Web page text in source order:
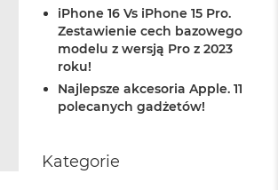
iPhone 16 Vs iPhone 15 Pro.
Zestawienie cech bazowego
modelu z wersją Pro z 2023
roku!
Najlepsze akcesoria Apple. 11
polecanych gadżetów!
Kategorie